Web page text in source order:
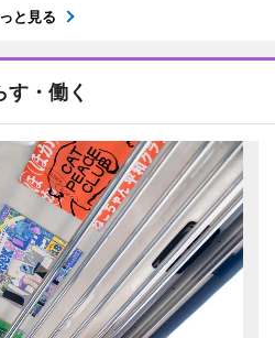
と見る
す・働く